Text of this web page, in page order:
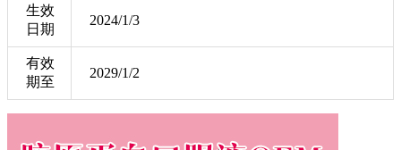
生效
日期
2024/1/3
有效
期至
2029/1/2